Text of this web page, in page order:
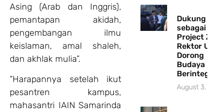
Asing (Arab dan Inggris),
pemantapan akidah,
pengembangan ilmu
keislaman, amal shaleh,
dan akhlak mulia”.
“Harapannya setelah ikut
pesantren kampus,
mahasantri IAIN Samarinda
Dukung
sebagai
Project ZI,
Rektor
Dorong
Budaya
August 3,